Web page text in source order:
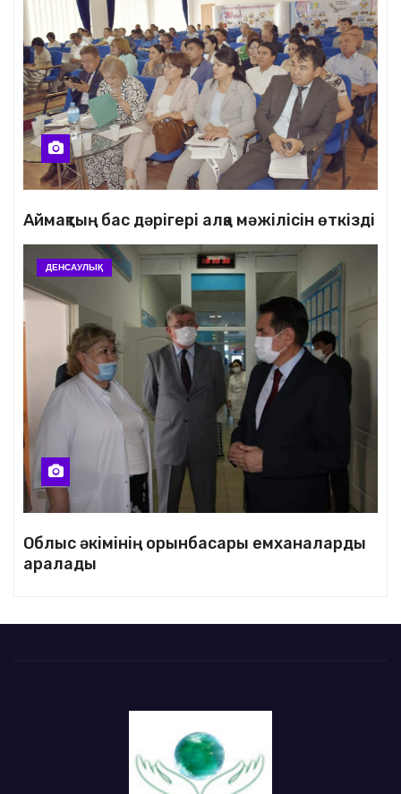
Аймақтың бас дәрігері алқа мәжілісін өткізді
ДЕНСАУЛЫҚ
Облыс әкімінің орынбасары емханаларды
аралады